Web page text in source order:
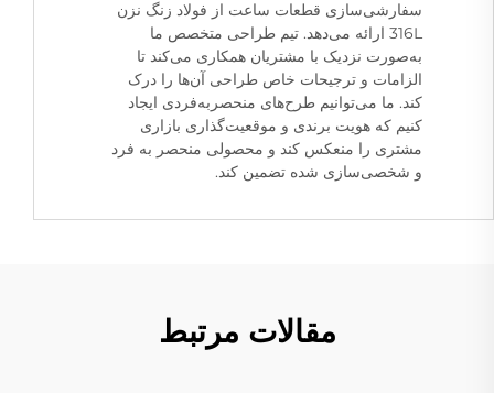
سفارشی‌سازی قطعات ساعت از فولاد زنگ نزن
316L ارائه می‌دهد. تیم طراحی متخصص ما
به‌صورت نزدیک با مشتریان همکاری می‌کند تا
الزامات و ترجیحات خاص طراحی آن‌ها را درک
کند. ما می‌توانیم طرح‌های منحصربه‌فردی ایجاد
کنیم که هویت برندی و موقعیت‌گذاری بازاری
مشتری را منعکس کند و محصولی منحصر به فرد
و شخصی‌سازی شده تضمین کند.
مقالات مرتبط